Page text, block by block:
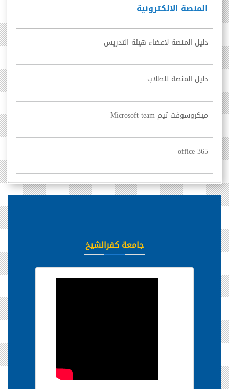
المنصة الالكترونية
دليل المنصة لاعضاء هيئة التدريس
دليل المنصة للطلاب
ميكروسوفت تيم Microsoft team
office 365
جامعة كفرالشيخ